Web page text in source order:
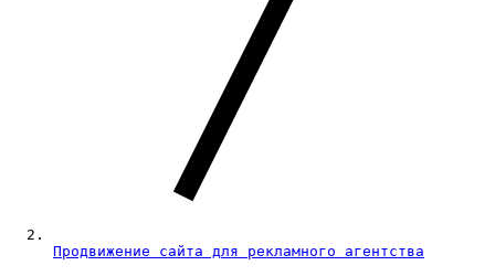
Продвижение сайта для рекламного агентства